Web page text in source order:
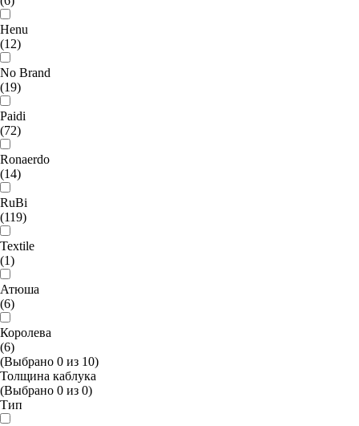
Henu
(12)
No Brand
(19)
Paidi
(72)
Ronaerdo
(14)
RuBi
(119)
Textile
(1)
Атюша
(6)
Королева
(6)
(Выбрано 0 из 10)
Толщина каблука
(Выбрано 0 из 0)
Тип